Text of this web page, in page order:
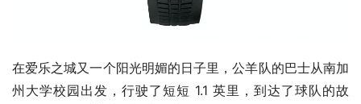
在爱乐之城又一个阳光明媚的日子里，公羊队的巴士从南加
州大学校园出发，行驶了短短 1.1 英里，到达了球队的故